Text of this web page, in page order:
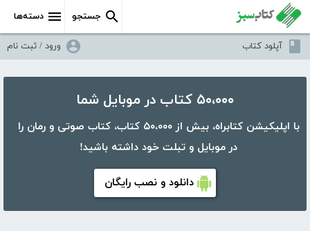
دسته‌ها جستجو
آپلود کتاب ورود / ثبت نام
۵۰،۰۰۰ کتاب در موبایل شما
با اپلیکیشن کتابراه، بیش از ۵۰،۰۰۰ کتاب، کتاب صوتی و رمان را
در موبایل و تبلت خود داشته باشید!
دانلود و نصب رایگان